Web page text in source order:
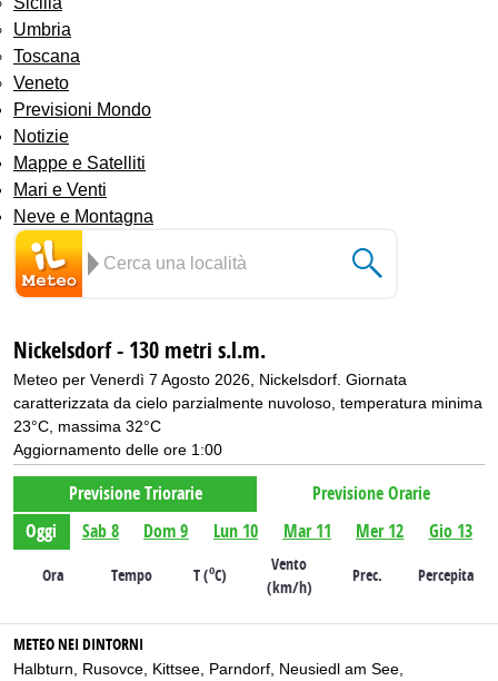
Umbria
Toscana
Veneto
Previsioni Mondo
Notizie
Mappe e Satelliti
Mari e Venti
Neve e Montagna
Nickelsdorf - 130 metri s.l.m.
Meteo per Venerdì 7 Agosto 2026, Nickelsdorf. Giornata
caratterizzata da cielo parzialmente nuvoloso, temperatura minima
23°C, massima 32°C
Aggiornamento delle ore 1:00
Previsione Triorarie
Previsione Orarie
Oggi
Sab 8 Dom 9 Lun 10 Mar 11 Mer 12 Gio 13
Ora Tempo T (oC)
Vento
(km/h)
Prec. Percepita
METEO NEI DINTORNI
Halbturn Rusovce Kittsee Parndorf Neusiedl am See